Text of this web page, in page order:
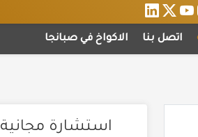
اتصل بنا الاكواخ في صبانجا
استشارة مجانية